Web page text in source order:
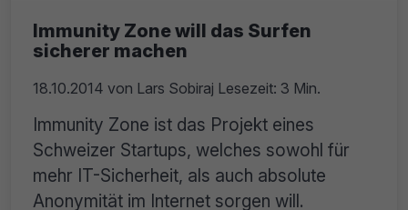
Immunity Zone will das Surfen
sicherer machen
18.10.2014 von Lars Sobiraj Lesezeit: 3 Min.
Immunity Zone ist das Projekt eines
Schweizer Startups, welches sowohl für
mehr IT-Sicherheit, als auch absolute
Anonymität im Internet sorgen will.